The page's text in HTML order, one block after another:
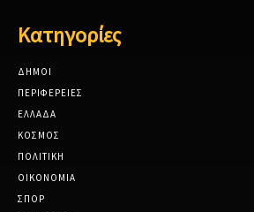
Κατηγορίες
ΔΗΜΟΙ
ΠΕΡΙΦΕΡΕΙΕΣ
ΕΛΛΑΔΑ
ΚΟΣΜΟΣ
ΠΟΛΙΤΙΚΗ
ΟΙΚΟΝΟΜΙΑ
ΣΠΟΡ